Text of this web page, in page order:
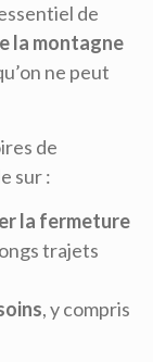
de
la montagne
ne peut
de
sur :
la fermeture
trajets
, y compris